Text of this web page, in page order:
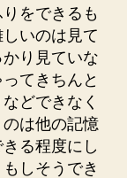
をできるも
いのは見て
り見ていな
てきちんと
どできなく
は他の記憶
る程度にし
しそうでき